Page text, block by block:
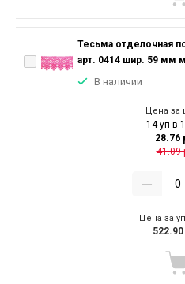
Тесьма отделочная
арт. 0414 шир. 59 мм
В наличии
Цена за
14 уп в
28.76
41.09
Цена за
522.90